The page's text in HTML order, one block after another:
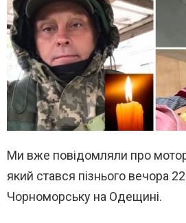
Ми вже повідомляли про
який стався пізнього вечора
Чорноморську на Одещині.